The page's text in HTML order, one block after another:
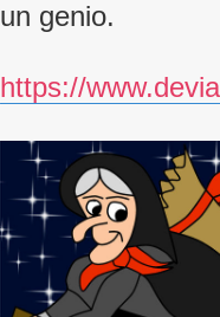
un genio.
https://